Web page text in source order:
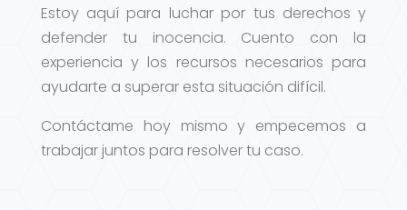
Estoy aquí para luchar por tus derechos y
defender tu inocencia. Cuento con la
experiencia y los recursos necesarios para
ayudarte a superar esta situación difícil.
Contáctame hoy mismo y empecemos a
trabajar juntos para resolver tu caso.